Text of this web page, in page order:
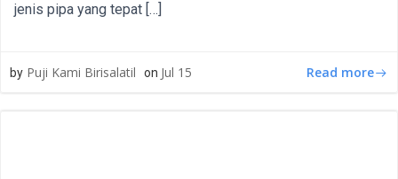
jenis pipa yang tepat […]
by Puji Kami Birisalatil on Jul 15 Read more